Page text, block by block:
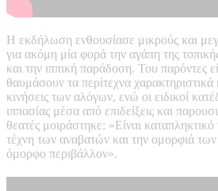
Η εκδήλωση ενθουσίασε μικρούς και
για ακόμη μία φορά την αγάπη της
και την ιππική παράδοση. Του παρόντες
θαυμάσουν τα περίτεχνα χαρακτηριστικά
κινήσεις των αλόγων, ενώ οι ειδικοί
ιππασίας μέσα από επιδείξεις και
θεατές μοιράστηκε: «Είναι καταπληκτικό
τέχνη των αναβατών και την ομορφιά
όμορφο περιβάλλον».